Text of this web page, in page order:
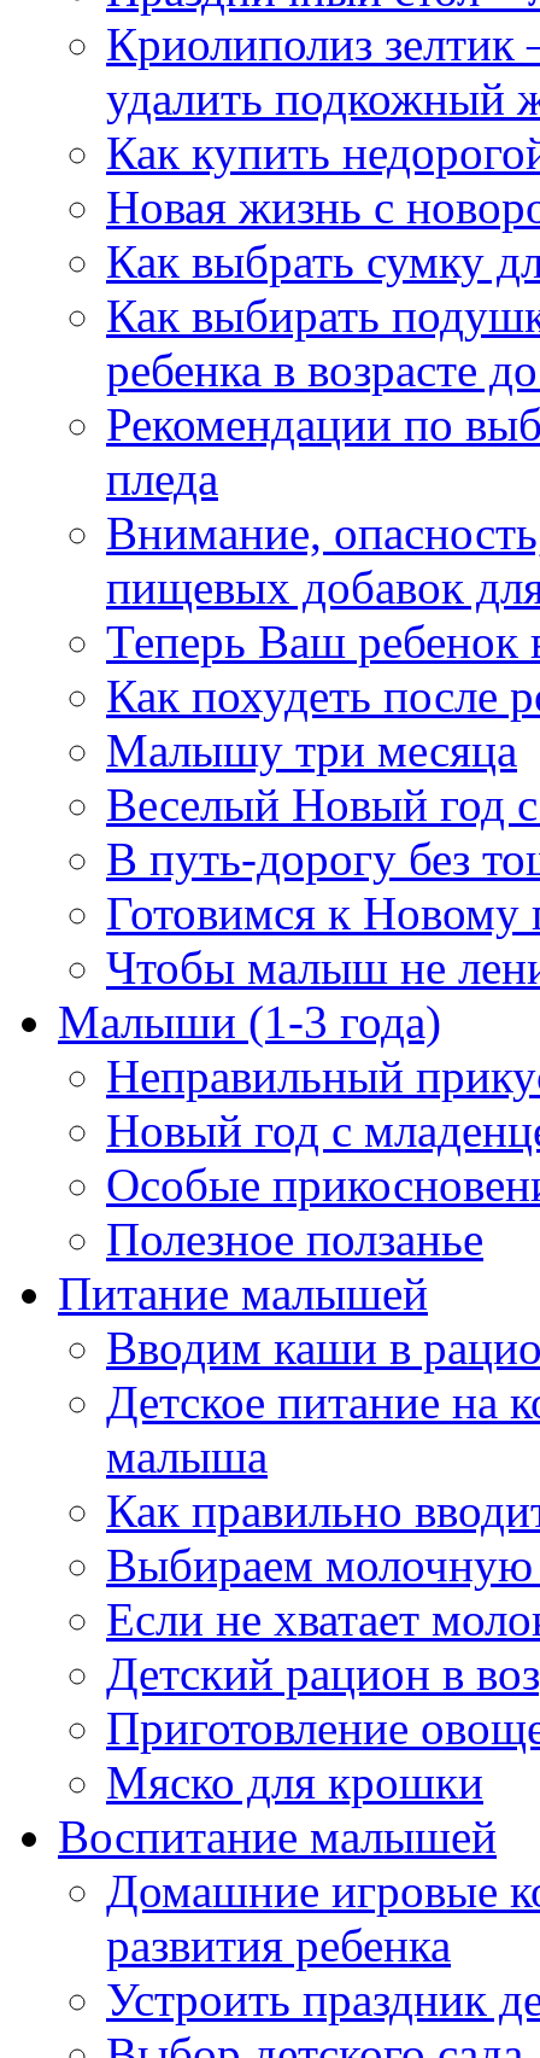
Криолиполиз зелтик
удалить подкожный
Как купить
Новая жизнь с
Как выбрать сумку
Как выбирать
ребенка в возрасте
Рекомендации по
пледа
Внимание,
пищевых добавок
Теперь Ваш ребенок
Как похудеть после
Малышу три месяца
Веселый Новый год
В путь-дорогу без
Готовимся к
Чтобы малыш не
Малыши (1-3 года)
Неправильный
Новый год с
Особые
Полезное ползанье
Питание малышей
Вводим каши в
Детское питание на
малыша
Как правильно
Выбираем молочную
Если не хватает
Детский рацион в
Приготовление
Мяско для крошки
Воспитание малышей
Домашние игровые
развития ребенка
Устроить праздник